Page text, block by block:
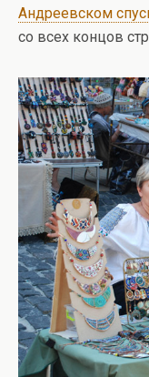
Андреевском
со всех концов